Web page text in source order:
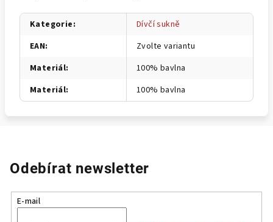
Kategorie:
Dívčí sukně
EAN:
Zvolte variantu
Materiál:
100% bavlna
Materiál: 100% bavlna
Odebírat newsletter
E-mail